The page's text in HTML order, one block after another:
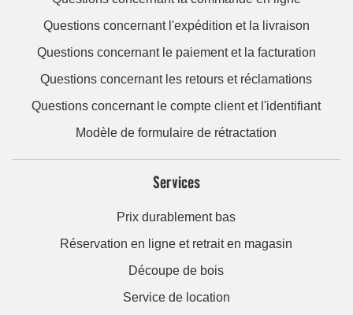
Questions concernant l'expédition et la livraison
Questions concernant le paiement et la facturation
Questions concernant les retours et réclamations
Questions concernant le compte client et l'identifiant
Modèle de formulaire de rétractation
Services
Prix durablement bas
Réservation en ligne et retrait en magasin
Découpe de bois
Service de location